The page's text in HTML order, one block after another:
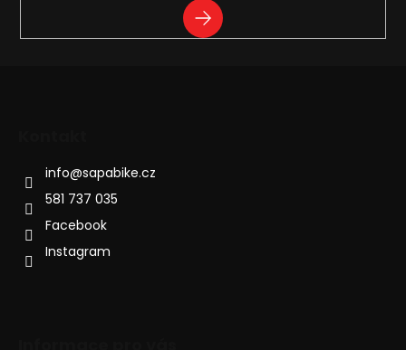
PŘIHLÁSIT
SE
info@sapabike.cz
581 737 035
Facebook
Instagram